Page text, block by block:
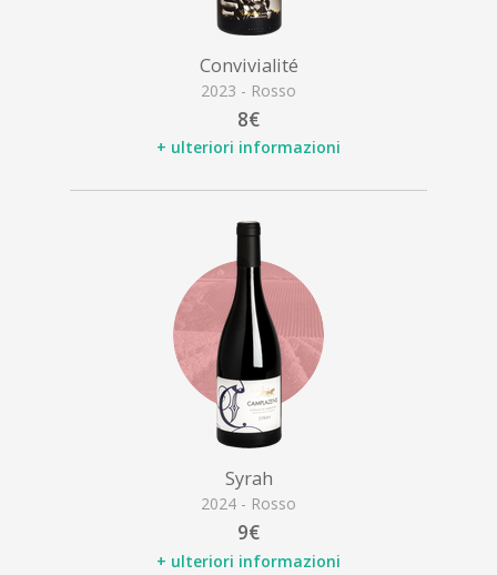
Convivialité
2023 - Rosso
8€
+ ulteriori informazioni
Syrah
2024 - Rosso
9€
+ ulteriori informazioni